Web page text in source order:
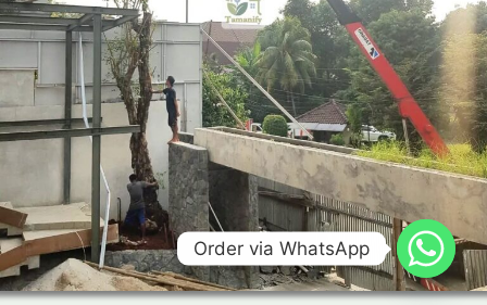
Order via WhatsApp